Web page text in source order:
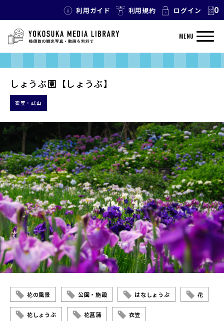
利用ガイド 利用規約 ログイン 0
MENU
しょうぶ園【しょうぶ】
衣笠・武山
花の風景 公園・施設 はなしょうぶ 花
花しょうぶ 花菖蒲 衣笠